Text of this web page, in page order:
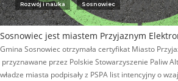
Rozwój i nauka Sosnowiec
Sosnowiec jest miastem Przyjaznym
Gmina Sosnowiec otrzymała certyfikat Miasto
przyznawane przez Polskie Stowarzyszenie Paliw
władze miasta podpisały z PSPA list intencyjny o